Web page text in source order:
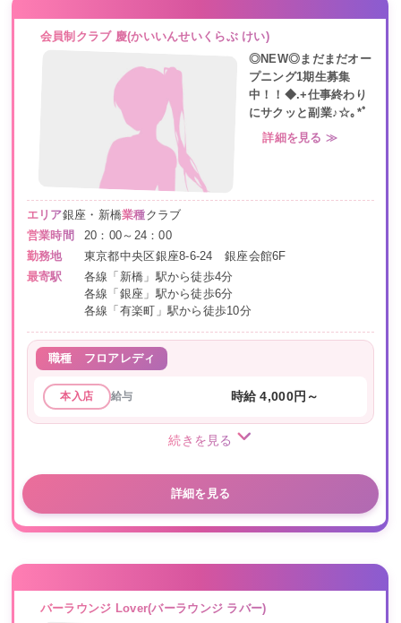
会員制クラブ 慶(かいいんせいくらぶ けい)
◎NEW◎まだまだオー
プニング1期生募集
中！！◆.+仕事終わり
にサクッと副業♪☆｡*ﾟ
詳細を見る ≫
エリア銀座・新橋業種クラブ
営業時間
20：00～24：00
勤務地
東京都中央区銀座8-6-24 銀座会館6F
最寄駅
各線「新橋」駅から徒歩4分
各線「銀座」駅から徒歩6分
各線「有楽町」駅から徒歩10分
職種 フロアレディ
本入店 給与 時給 4,000円～
続きを見る
詳細を見る
バーラウンジ Lover(バーラウンジ ラバー)